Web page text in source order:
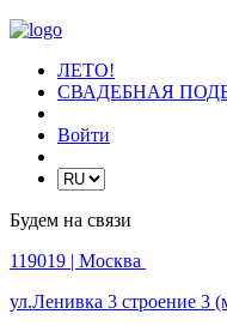
ЛЕТО!
СВАДЕБНАЯ
Войти
Будем на связи
119019 | Москва
ул.Ленивка 3 строение 3